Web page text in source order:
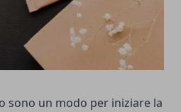
sono un modo per iniziare la